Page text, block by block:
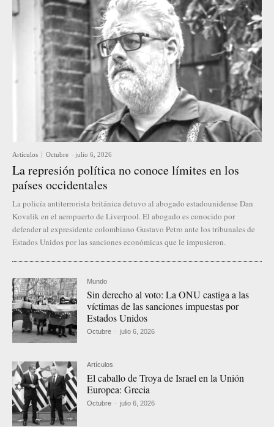
Artículos Octubre - julio 6, 2026
La represión política no conoce límites en los
países occidentales
La policía antiterrorista británica detuvo al abogado estadounidense Dan
Kovalik en el aeropuerto de Liverpool. El abogado es conocido por
defender al expresidente colombiano Gustavo Petro ante los tribunales de
Estados Unidos por las sanciones económicas que le impusieron.
Mundo
Sin derecho al voto: La ONU castiga a las
víctimas de las sanciones impuestas por
Estados Unidos
Octubre - julio 6, 2026
Artículos
El caballo de Troya de Israel en la Unión
Europea: Grecia
Octubre - julio 6, 2026